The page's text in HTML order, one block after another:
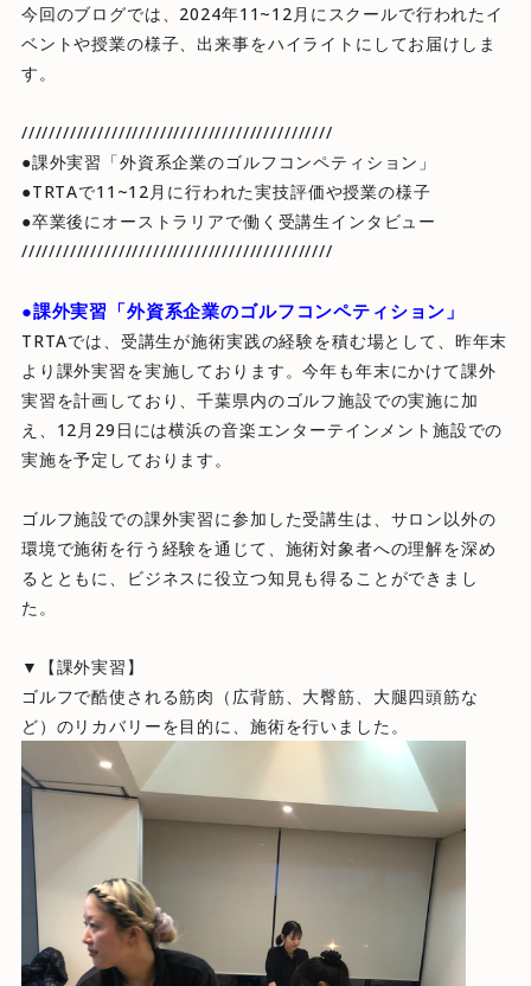
今回のブログでは、2024年11~12月にスクールで行われたイ
ベントや授業の様子、出来事をハイライトにしてお届けしま
す。
/////////////////////////////////////////////
●課外実習「外資系企業のゴルフコンペティション」
●TRTAで11~12月に行われた実技評価や授業の様子
●卒業後にオーストラリアで働く受講生インタビュー
/////////////////////////////////////////////
●課外実習「外資系企業のゴルフコンペティション」
TRTAでは、受講生が施術実践の経験を積む場として、昨年末
より課外実習を実施しております。今年も年末にかけて課外
実習を計画しており、千葉県内のゴルフ施設での実施に加
え、12月29日には横浜の音楽エンターテインメント施設での
実施を予定しております。
ゴルフ施設での課外実習に参加した受講生は、サロン以外の
環境で施術を行う経験を通じて、施術対象者への理解を深め
るとともに、ビジネスに役立つ知見も得ることができまし
た。
▼【課外実習】
ゴルフで酷使される筋肉（広背筋、大臀筋、大腿四頭筋な
ど）のリカバリーを目的に、施術を行いました。